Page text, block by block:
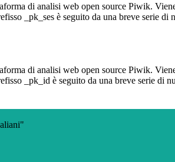
di analisi web open source Piwik.
_pk_ses è seguito da una breve serie
di analisi web open source Piwik.
_pk_id è seguito da una breve serie di